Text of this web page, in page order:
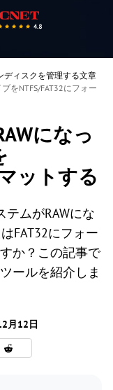
ディスクを管理する文章
をNTFS/FAT32にフォー
になっ
ットする
ムがRAWにな
FAT32にフォー
か？この記事で
ールを紹介しま
月12日